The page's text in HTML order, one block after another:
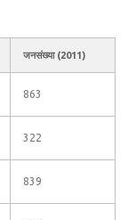
जनसंख्या (2011)
863
322
839